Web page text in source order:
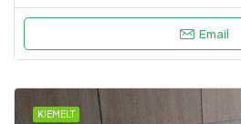
Email
KIEMELT